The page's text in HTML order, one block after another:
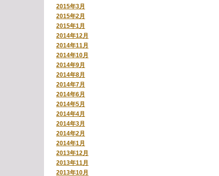
2015年3月
2015年2月
2015年1月
2014年12月
2014年11月
2014年10月
2014年9月
2014年8月
2014年7月
2014年6月
2014年5月
2014年4月
2014年3月
2014年2月
2014年1月
2013年12月
2013年11月
2013年10月